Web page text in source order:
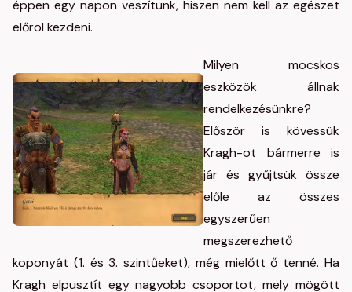
éppen egy napon veszítünk, hiszen nem kell az egészet
előröl kezdeni.
Milyen mocskos
eszközök állnak
rendelkezésünkre?
Először is kövessük
Kragh-ot bármerre is
jár és gyűjtsük össze
előle az összes
egyszerűen
megszerezhető
koponyát (1. és 3. szintűeket), még mielőtt ő tenné. Ha
Kragh elpusztít egy nagyobb csoportot, mely mögött